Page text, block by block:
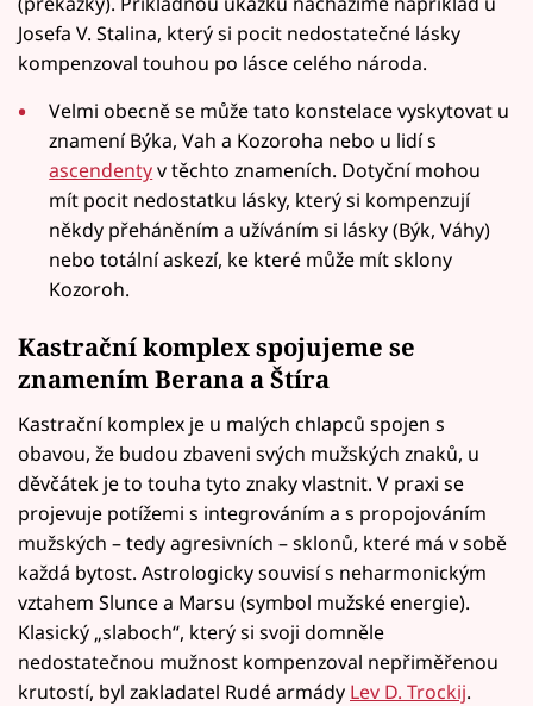
Josefa V. Stalina, který si pocit nedostatečné lásky
kompenzoval touhou po lásce celého národa.
Velmi obecně se může tato konstelace vyskytovat u
znamení Býka, Vah a Kozoroha nebo u lidí s
ascendentyv těchto znameních. Dotyční mohou
mít pocit nedostatku lásky, který si kompenzují
někdy přeháněním a užíváním si lásky (Býk, Váhy)
nebo totální askezí, ke které může mít sklony
Kozoroh.
Kastrační komplex spojujeme se
znamením Berana a Štíra
Kastrační komplex je u malých chlapců spojen s
obavou, že budou zbaveni svých mužských znaků, u
děvčátek je to touha tyto znaky vlastnit. V praxi se
projevuje potížemi s integrováním a s propojováním
mužských – tedy agresivních – sklonů, které má v sobě
každá bytost. Astrologicky souvisí s neharmonickým
vztahem Slunce a Marsu (symbol mužské energie).
Klasický „slaboch“, který si svoji domněle
nedostatečnou mužnost kompenzoval nepřiměřenou
krutostí, byl zakladatel Rudé armády Lev D. Trockij.